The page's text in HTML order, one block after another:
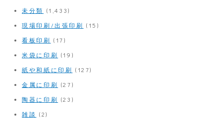
未分類 (1,433)
現場印刷/出張印刷 (15)
看板印刷 (17)
米袋に印刷 (19)
紙や和紙に印刷 (127)
金属に印刷 (27)
陶器に印刷 (23)
雑談 (2)